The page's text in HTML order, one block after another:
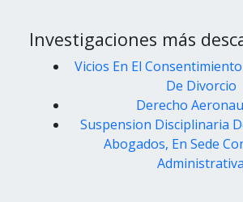
Investigaciones más
Vicios En El
De Divorcio
Derecho
Suspension Disciplinaria
Abogados, En Sede
Administrativa